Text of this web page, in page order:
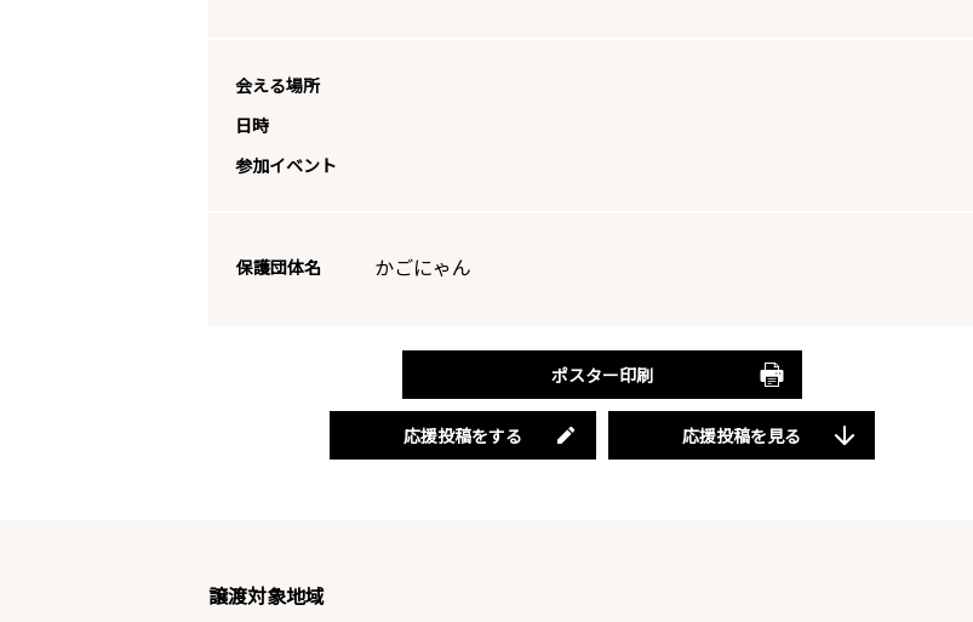
会える場所
日時
参加イベント
保護団体名 かごにゃん
ポスター印刷
応援投稿をする 応援投稿を見る
譲渡対象地域